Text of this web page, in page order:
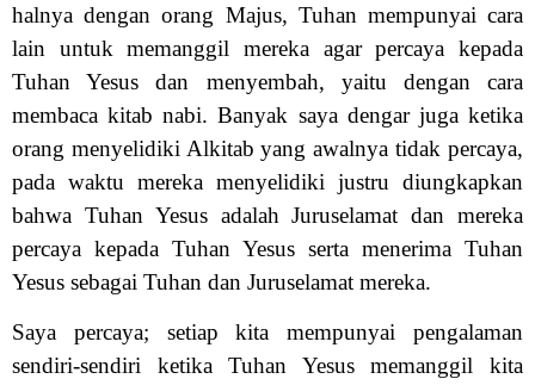
halnya dengan orang Majus, Tuhan mempunyai cara
lain untuk memanggil mereka agar percaya kepada
Tuhan Yesus dan menyembah, yaitu dengan cara
membaca kitab nabi. Banyak saya dengar juga ketika
orang menyelidiki Alkitab yang awalnya tidak percaya,
pada waktu mereka menyelidiki justru diungkapkan
bahwa Tuhan Yesus adalah Juruselamat dan mereka
percaya kepada Tuhan Yesus serta menerima Tuhan
Yesus sebagai Tuhan dan Juruselamat mereka.
Saya percaya; setiap kita mempunyai pengalaman
sendiri-sendiri ketika Tuhan Yesus memanggil kita